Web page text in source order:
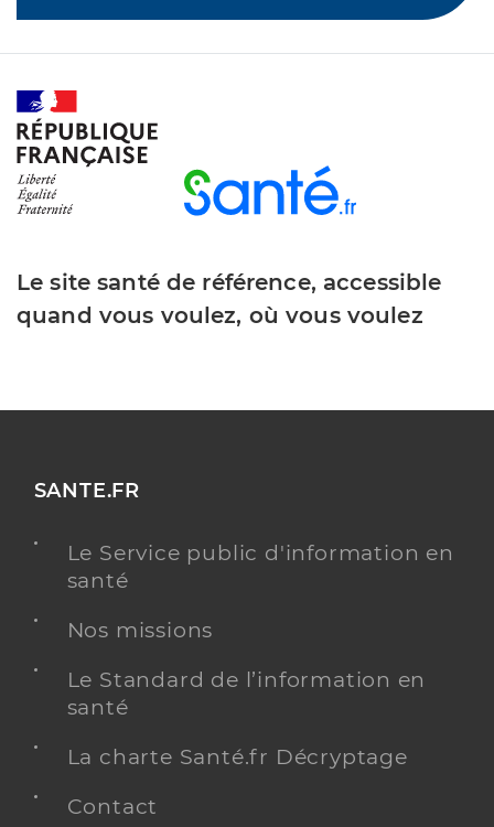
Le site santé de référence, accessible
quand vous voulez, où vous voulez
SANTE.FR
Le Service public d'information en
santé
Nos missions
Le Standard de l’information en
santé
La charte Santé.fr Décryptage
Contact